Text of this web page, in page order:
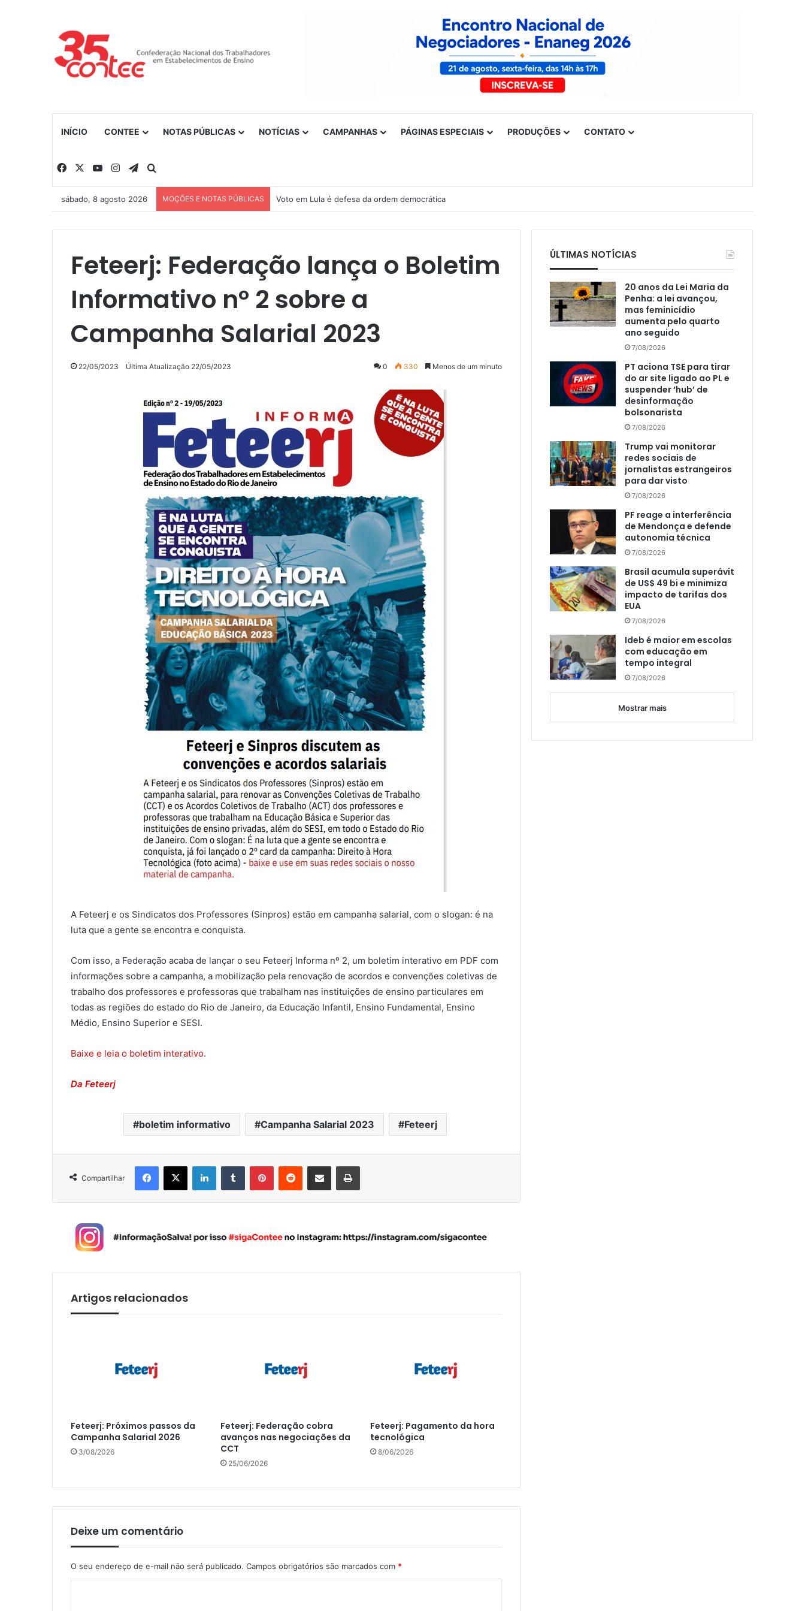
INÍCIO CONTEE NOTAS PÚBLICAS NOTÍCIAS CAMPANHAS PÁGINAS ESPECIAIS PRODUÇÕES CONTATO
Facebook YouTubeInstagramTelegram
sábado, 8 agosto 2026 MOÇÕES E NOTAS PÚBLICAS Voto em Lula é defesa da ordem democrática
Feteerj: Federação lança o Boletim
Informativo nº 2 sobre a
Campanha Salarial 2023
22/05/2023 Última Atualização 22/05/2023 0 330 Menos de um minuto
A Feteerj e os Sindicatos dos Professores (Sinpros) estão em campanha salarial, com o slogan: é na
luta que a gente se encontra e conquista.
Com isso, a Federação acaba de lançar o seu Feteerj Informa nº 2, um boletim interativo em PDF com
informações sobre a campanha, a mobilização pela renovação de acordos e convenções coletivas de
trabalho dos professores e professoras que trabalham nas instituições de ensino particulares em
todas as regiões do estado do Rio de Janeiro, da Educação Infantil, Ensino Fundamental, Ensino
Médio, Ensino Superior e SESI.
Baixe e leia o boletim interativo.
Da Feteerj
boletim informativo Campanha Salarial 2023 Feteerj
Compartilhar
Artigos relacionados
Feteerj: Próximos passos da
Campanha Salarial 2026
3/08/2026
Feteerj: Federação cobra
avanços nas negociações da
CCT
25/06/2026
Feteerj: Pagamento da hora
tecnológica
8/06/2026
Deixe um comentário
O seu endereço de e-mail não será publicado. Campos obrigatórios são marcados com *
ÚLTIMAS NOTÍCIAS
20 anos da Lei Maria da
Penha: a lei avançou,
mas feminicídio
aumenta pelo quarto
ano seguido
7/08/2026
PT aciona TSE para tirar
do ar site ligado ao PL e
suspender ‘hub’ de
desinformação
bolsonarista
7/08/2026
Trump vai monitorar
redes sociais de
jornalistas estrangeiros
para dar visto
7/08/2026
PF reage a interferência
de Mendonça e defende
autonomia técnica
7/08/2026
Brasil acumula superávit
de US$ 49 bi e minimiza
impacto de tarifas dos
EUA
7/08/2026
Ideb é maior em escolas
com educação em
tempo integral
7/08/2026
Mostrar mais